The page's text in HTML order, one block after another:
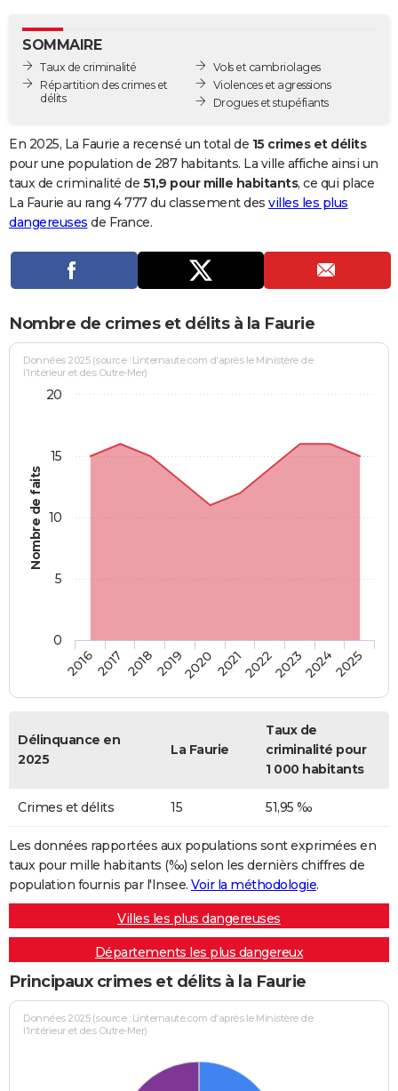
GUIDES D'ACHAT
BONS PLANS
Carte de Noël
Carte Bonne année
Carte Saint-Valentin
Carte Pâques
Carte d'anniversaire
DICTIONNAIRE
Dictionnaire
Biographies
Citations
Expressions
Proverbes
PROGRAMME TV
Se connecter
Entreprises
Service militaire
Avis de recherche
AVIS DE DÉCÈS
Bricolage
Lifestyle
Culture
Sport
Auto
Television
Voyage
Cinema
SOMMAIRE
Taux de criminalité
Répartition des crimes et
délits
Vols et cambriolages
Violences et agressions
Drogues et stupéfiants
En 2025, La Faurie a recensé un total de 15 crimes et délits
pour une population de 287 habitants. La ville affiche ainsi un
taux de criminalité de 51,9 pour mille habitants, ce qui place
La Faurie au rang 4 777 du classement des villes les plus
dangereuses de France.
Nombre de crimes et délits à la Faurie
Nombre de faits
Données 2025 (source : Linternaute.com d'après le Ministère de
l'Intérieur et des Outre-Mer)
20162017 20182019202020212022202320242025
0
5
10
15
20
Délinquance en
2025
La Faurie
Taux de
criminalité pour
1 000 habitants
Crimes et délits 15 51,95 ‰
Les données rapportées aux populations sont exprimées en
taux pour mille habitants (‰) selon les dernièrs chiffres de
population fournis par l'Insee. Voir la méthodologie.
Villes les plus dangereuses
Départements les plus dangereux
Principaux crimes et délits à la Faurie
Données 2025 (source : Linternaute.com d'après le Ministère de
l'Intérieur et des Outre-Mer)